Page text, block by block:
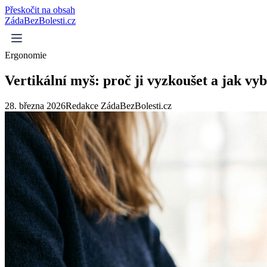
Přeskočit na obsah
ZádaBezBolesti.cz
Ergonomie
Vertikální myš: proč ji vyzkoušet a jak
28. března 2026Redakce ZádaBezBolesti.cz